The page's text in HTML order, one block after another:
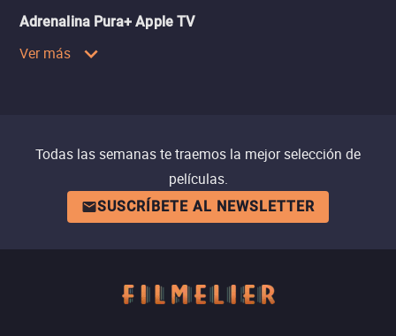
Adrenalina Pura+ Apple TV
Ver más
Todas las semanas te traemos la mejor selección de
películas.
SUSCRÍBETE AL NEWSLETTER